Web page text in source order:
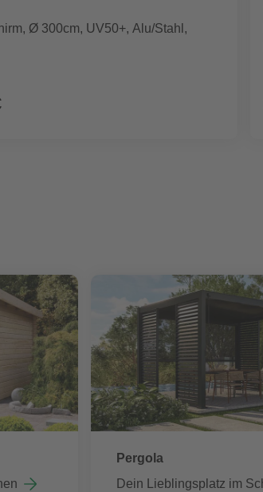
Ø 300cm, UV50+, Alu/Stahl,
Pergola
Dein Lieblingsplatz im